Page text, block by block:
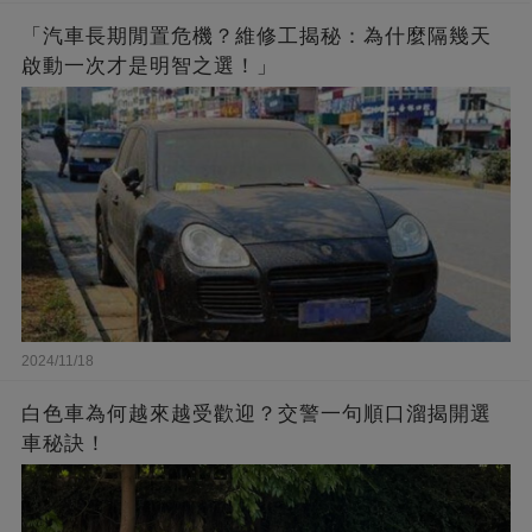
「汽車長期閒置危機？維修工揭秘：為什麼隔幾天
啟動一次才是明智之選！」
2024/11/18
白色車為何越來越受歡迎？交警一句順口溜揭開選
車秘訣！